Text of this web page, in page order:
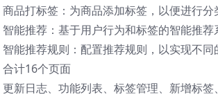
商品打标签：为商品添加标签，以便进行分
智能推荐：基于用户行为和标签的智能推荐
智能推荐规则：配置推荐规则，以实现不
合计16个页面
更新日志、功能列表、标签管理、新增标